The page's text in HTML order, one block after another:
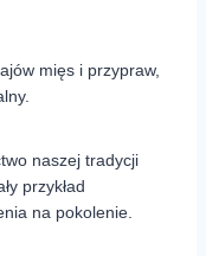
mięs i przypraw,
naszej tradycji
przykład
na pokolenie.